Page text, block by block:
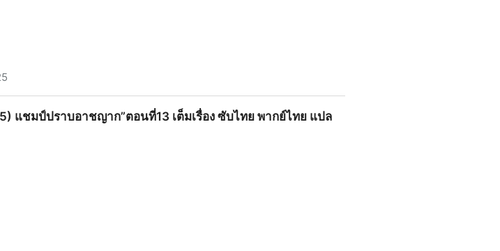
แชมป์ปราบอาชญาก”ตอนที่13 เต็มเรื่อง ซับไทย พากย์ไทย แปล